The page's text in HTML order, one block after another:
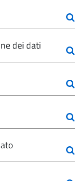
dei dati